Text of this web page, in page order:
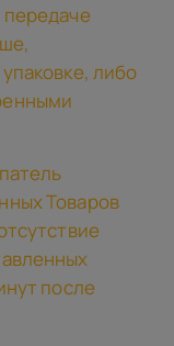
либо
Товаров
после